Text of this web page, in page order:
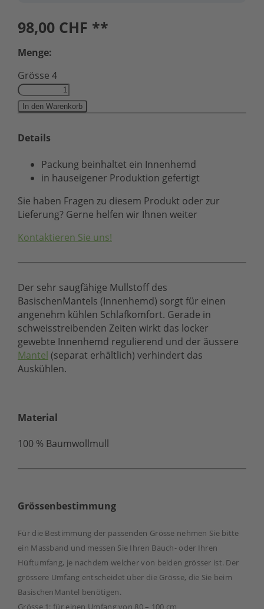
98,00 CHF **
Menge:
Grösse 4
In den Warenkorb
Details
Packung beinhaltet ein Innenhemd
in hauseigener Produktion gefertigt
Sie haben Fragen zu diesem Produkt oder zur
Lieferung? Gerne helfen wir Ihnen weiter
Kontaktieren Sie uns!
Der sehr saugfähige Mullstoff des
BasischenMantels (Innenhemd) sorgt für einen
angenehm kühlen Schlafkomfort. Gerade in
schweisstreibenden Zeiten wirkt das locker
gewebte Innenhemd regulierend und der äussere
Mantel (separat erhältlich) verhindert das
Auskühlen.
Material
100 % Baumwollmull
Grössenbestimmung
Für die Bestimmung der passenden Grösse nehmen Sie bitte
ein Massband und messen Sie Ihren Bauch- oder Ihren
Hüftumfang, je nachdem welcher von beiden grösser ist. Der
grössere Umfang entscheidet über die Grösse, die Sie beim
BasischenMantel benötigen.
Grösse 1: für einen Umfang von 80 – 100 cm